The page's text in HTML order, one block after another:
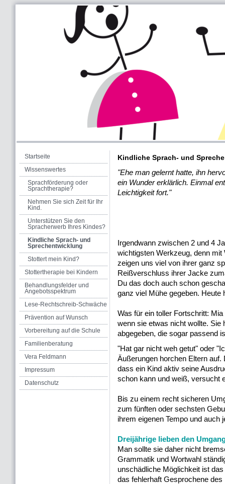
Startseite
Wissenswertes
Sprachförderung oder
Sprachtherapie?
Nehmen Sie sich Zeit für Ihr
Kind.
Unterstützen Sie den
Spracherwerb Ihres Kindes?
Kindliche Sprach- und
Sprechentwicklung
Stottert mein Kind?
Stottertherapie bei Kindern
Behandlungsfelder und
Angebotsspektrum
Lese-Rechtschreib-Schwäche
Prävention auf Wunsch
Vorbereitung auf die Schule
Familienberatung
Vera Feldmann
Impressum
Datenschutz
Kindliche Sprach- und
"Ehe man gelernt hatte, ihn
ein Wunder erklärlich. Einmal
Leichtigkeit fort."
Irgendwann zwischen 2 und 4
wichtigsten Werkzeug, denn
zeigen uns viel von ihrer ganz
Reißverschluss ihrer Jacke
Du das doch auch schon
ganz viel Mühe gegeben.
Was für ein toller Fortschritt:
wenn sie etwas nicht wollte. Sie
abgegeben, die sogar passend
"Hat gar nicht weh getut" oder
Äußerungen horchen Eltern
dass ein Kind aktiv seine
schon kann und weiß, versucht
Bis zu einem recht sicheren
zum fünften oder sechsten
ihrem eigenen Tempo und
Dreijährige lieben den
Man sollte sie daher nicht
Grammatik und Wortwahl
unschädliche Möglichkeit ist
das fehlerhaft Gesprochene